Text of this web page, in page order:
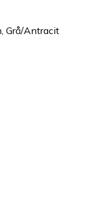
Grå/Antracit